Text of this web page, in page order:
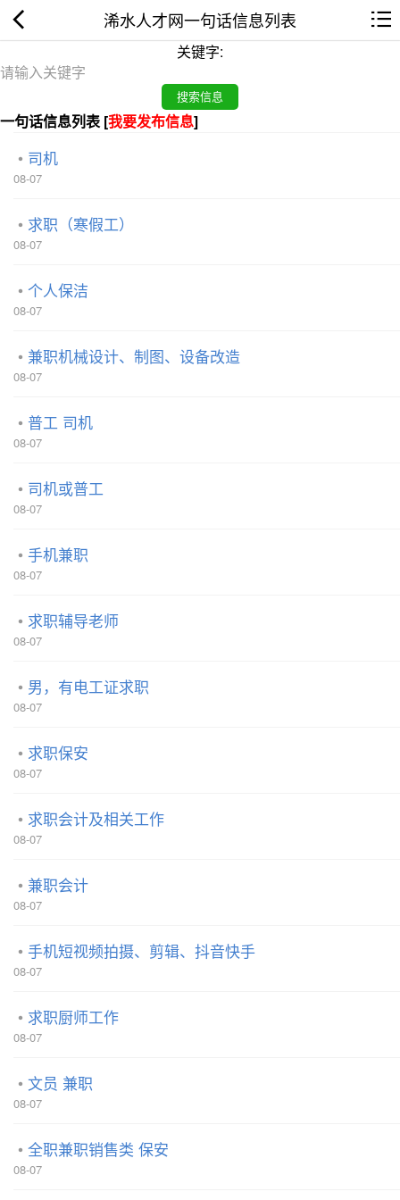
浠水人才网一句话信息列表
关键字:
一句话信息列表 [我要发布信息]
司机
08-07
求职（寒假工）
08-07
个人保洁
08-07
兼职机械设计、制图、设备改造
08-07
普工 司机
08-07
司机或普工
08-07
手机兼职
08-07
求职辅导老师
08-07
男，有电工证求职
08-07
求职保安
08-07
求职会计及相关工作
08-07
兼职会计
08-07
手机短视频拍摄、剪辑、抖音快手
08-07
求职厨师工作
08-07
文员 兼职
08-07
全职兼职销售类 保安
08-07